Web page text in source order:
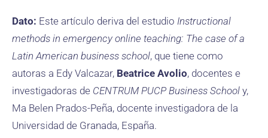
Dato: Este artículo deriva del estudio Instructional
methods in emergency online teaching: The case of a
Latin American business school, que tiene como
autoras a Edy Valcazar, Beatrice Avolio, docentes e
investigadoras de CENTRUM PUCP Business School y,
Ma Belen Prados-Peña, docente investigadora de la
Universidad de Granada, España.